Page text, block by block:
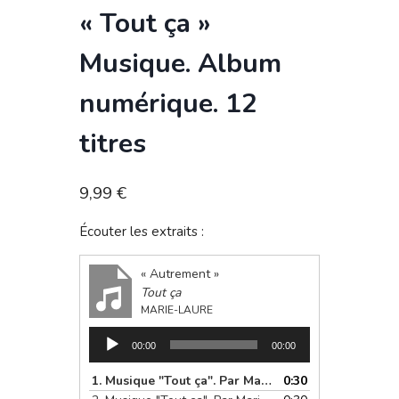
« Tout ça »
Musique. Album
numérique. 12
titres
9,99 €
Écouter les extraits :
« Autrement »
Tout ça
MARIE-LAURE
Lecteur
audio
00:00 00:00
1. Musique "Tout ça". Par Marie-Laure Comme un printemps. Thérapeute, coach de Vie, artiste et auteure de "SAuvaGE' et "Je te ferai Cygne". En vente sur Amazon et sur commeunprintemps.com
0:30